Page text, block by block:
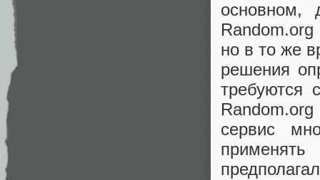
основном,
но в то же
решения
требуются
сервис